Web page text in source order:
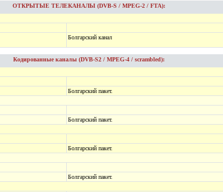
ОТКРЫТЫЕ ТЕЛЕКАНАЛЫ (DVB-S / MPEG-2 / FTA):
Болгарский канал
Кодированные каналы (DVB-S2 / MPEG-4 / scrambled):
Болгарский пакет.
Болгарский пакет.
Болгарский пакет.
Болгарский пакет.